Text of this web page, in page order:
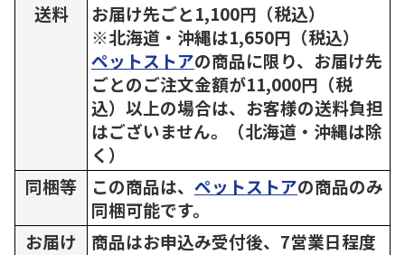
送料
お届け先ごと1,100円（税込）
※北海道・沖縄は1,650円（税込）
ペットストアの商品に限り、お届け先
ごとのご注文金額が11,000円（税
込）以上の場合は、お客様の送料負担
はございません。（北海道・沖縄は除
く）
同梱等
この商品は、 ペットストアの商品のみ
同梱可能です。
お届け
商品はお申込み受付後、7営業日程度